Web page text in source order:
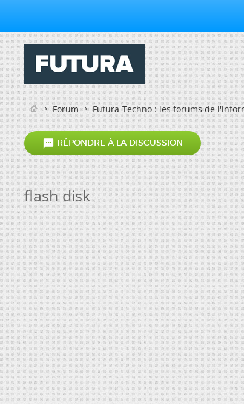
Forum Futura-Techno : les forums de
 RÉPONDRE À LA DISCUSSION
flash disk